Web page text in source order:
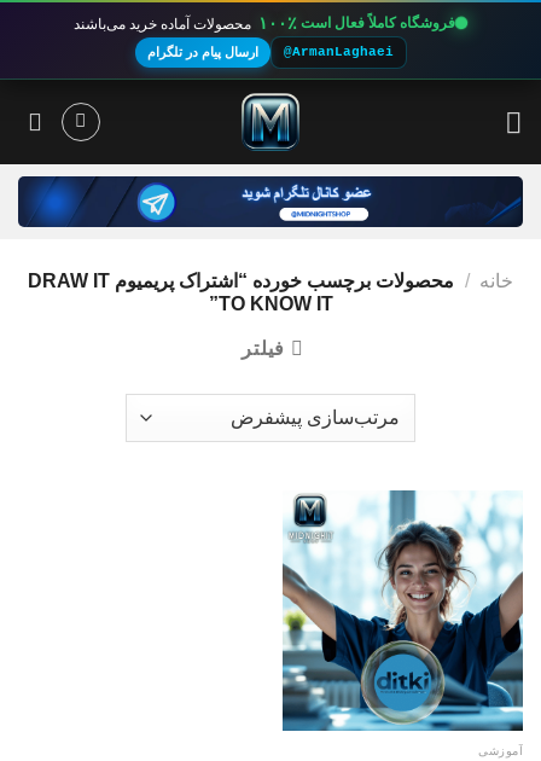
فروشگاه کاملاً فعال است ۱۰۰٪ محصولات آماده خرید می‌باشند
@ArmanLaghaei ارسال پیام در تلگرام
خانه /
محصولات برچسب خورده “اشتراک پریمیوم DRAW IT
TO KNOW IT”
فیلتر
آموزشی